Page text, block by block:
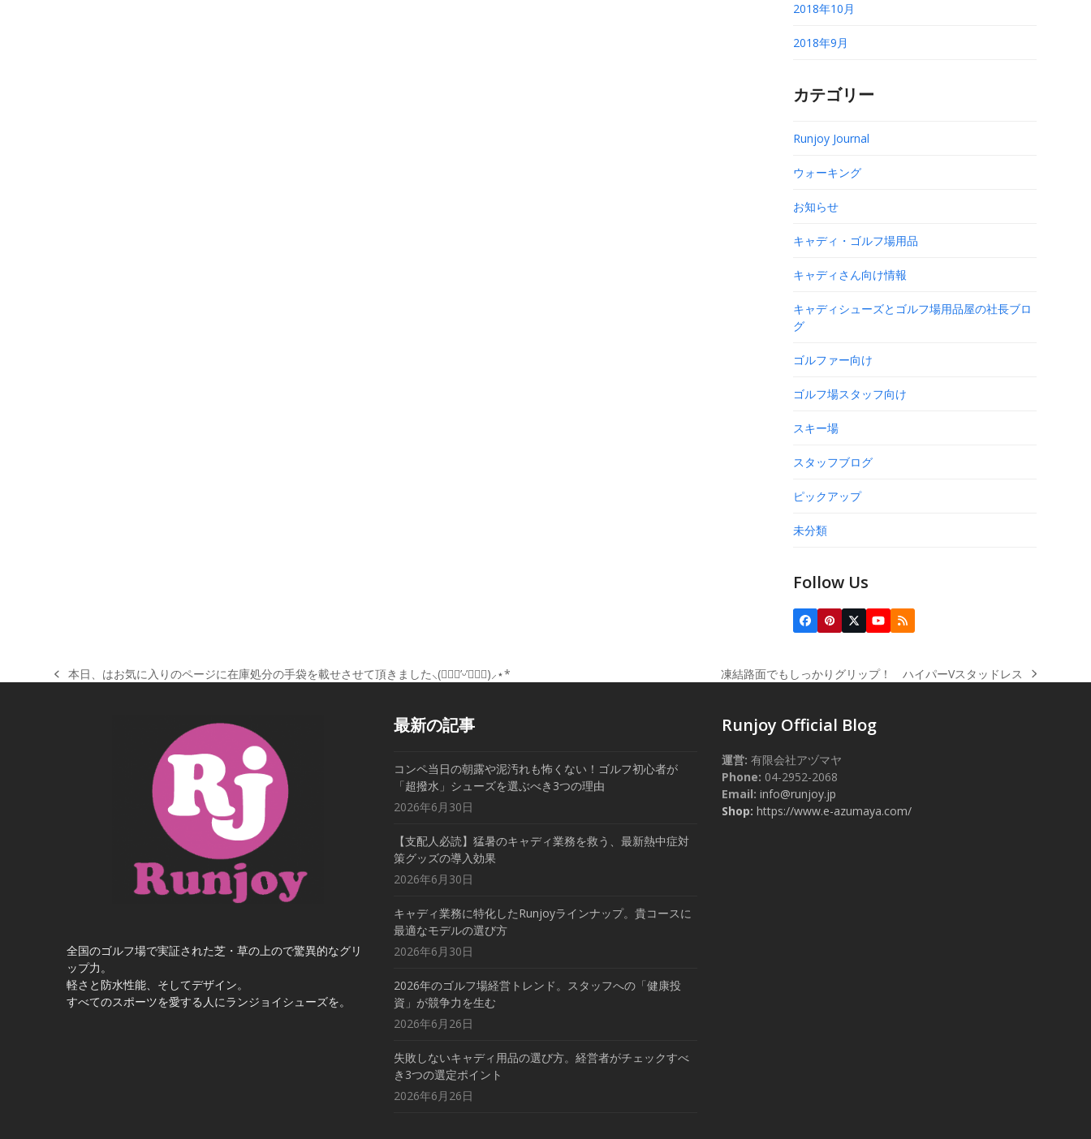
2018年10月
2018年9月
カテゴリー
Runjoy Journal
ウォーキング
お知らせ
キャディ・ゴルフ場用品
キャディさん向け情報
キャディシューズとゴルフ場用品屋の社長ブロ
グ
ゴルファー向け
ゴルフ場スタッフ向け
スキー場
スタッフブログ
ピックアップ
未分類
Follow Us
Facebook
Pinterest
Twitter
(deprecated)
YouTube
RSS
previous
本日、はお気に入りのページに在庫処分の手袋を載せさせて頂きました⸜(๑⃙⃘’ᵕ’๑⃙⃘)⸝⋆*
next
凍結路面でもしっかりグリップ！ ハイパーVスタッドレス
全国のゴルフ場で実証された芝・草の上ので驚異的なグリ
ップ力。
軽さと防水性能、そしてデザイン。
すべてのスポーツを愛する人にランジョイシューズを。
最新の記事
コンペ当日の朝露や泥汚れも怖くない！ゴルフ初心者が
「超撥水」シューズを選ぶべき3つの理由
2026年6月30日
【支配人必読】猛暑のキャディ業務を救う、最新熱中症対
策グッズの導入効果
2026年6月30日
キャディ業務に特化したRunjoyラインナップ。貴コースに
最適なモデルの選び方
2026年6月30日
2026年のゴルフ場経営トレンド。スタッフへの「健康投
資」が競争力を生む
2026年6月26日
失敗しないキャディ用品の選び方。経営者がチェックすべ
き3つの選定ポイント
2026年6月26日
Runjoy Official Blog
運営: 有限会社アヅマヤ
Phone: 04-2952-2068
Email: info@runjoy.jp
Shop: https://www.e-azumaya.com/